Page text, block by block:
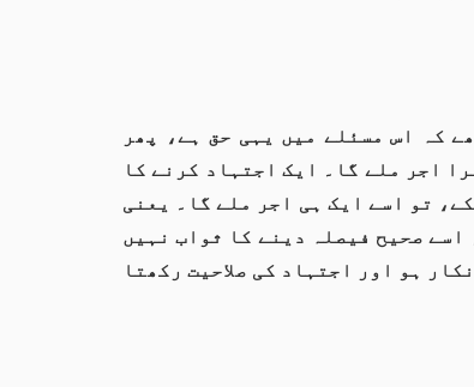
کہ اس مسئلے میں یہی حق ہے، پھر
اجر ملے گا۔ ایک اجتہاد کرنے کا
تو اسے ایک ہی اجر ملے گا۔ یعنی
صحیح فیصلہ دینے کا ثواب نہیں
ہو اور اجتہاد کی صلاحیت رکھتا